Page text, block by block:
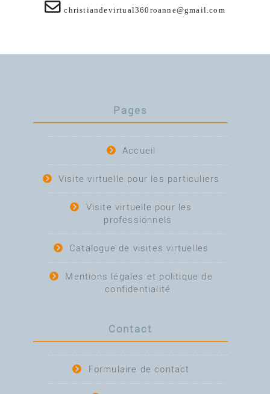
christiandevirtual360roanne@gmail.com
Pages
Accueil
Visite virtuelle pour les particuliers
Visite virtuelle pour les
professionnels
Catalogue de visites virtuelles
Mentions légales et politique de
confidentialité
Contact
Formulaire de contact